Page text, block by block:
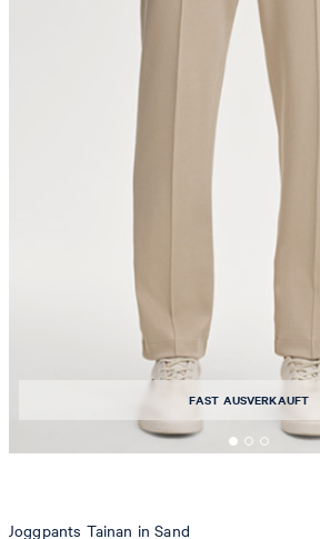
FAST AUSVERKAUFT
Joggpants Tainan in Sand